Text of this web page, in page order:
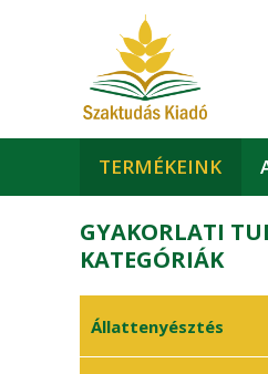
TERMÉKEINK
GYAKORLATI
KATEGÓRIÁK
Állattenyésztés